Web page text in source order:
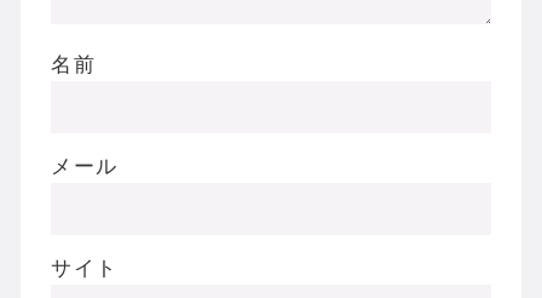
名前
メール
サイト